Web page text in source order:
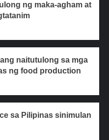
ng maka-agham at
naitutulong sa mga
ng food production
sa Pilipinas sinimulan